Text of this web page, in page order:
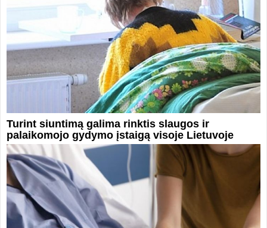
Turint siuntimą galima rinktis slaugos ir
palaikomojo gydymo įstaigą visoje Lietuvoje